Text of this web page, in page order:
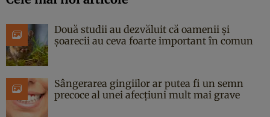
Două studii au dezvăluit că oamenii și
șoarecii au ceva foarte important în comun
Sângerarea gingiilor ar putea fi un semn
precoce al unei afecțiuni mult mai grave